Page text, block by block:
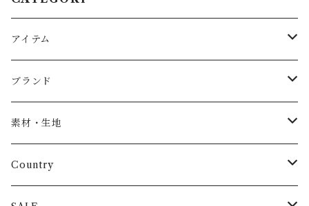
アイテム
Baby
トップス
長袖
半袖
パンツ
長ズボン
ブランド
AS WE GROW
ARCH&LINE
素材・生地
コットン 100%
Country